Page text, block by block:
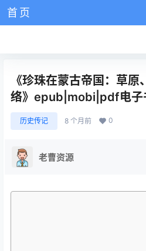
首页
《珍珠在蒙古帝国：草原
络》epub|mobi|pdf电子
历史传记 8 个月前 0
老曹资源